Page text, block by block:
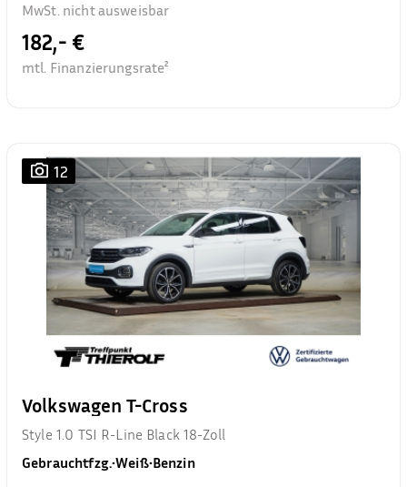
MwSt. nicht ausweisbar
182,- €
mtl. Finanzierungsrate²
12
Volkswagen T-Cross
Style 1.0 TSI R-Line Black 18-Zoll
Gebrauchtfzg.•Weiß•Benzin